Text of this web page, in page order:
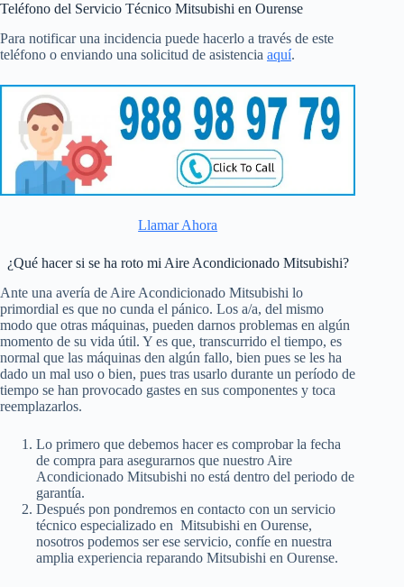
Teléfono del Servicio Técnico Mitsubishi en Ourense
Para notificar una incidencia puede hacerlo a través de este
teléfono o enviando una solicitud de asistencia aquí.
Llamar Ahora
¿Qué hacer si se ha roto mi Aire Acondicionado Mitsubishi?
Ante una avería de Aire Acondicionado Mitsubishi lo
primordial es que no cunda el pánico. Los a/a, del mismo
modo que otras máquinas, pueden darnos problemas en algún
momento de su vida útil. Y es que, transcurrido el tiempo, es
normal que las máquinas den algún fallo, bien pues se les ha
dado un mal uso o bien, pues tras usarlo durante un período de
tiempo se han provocado gastes en sus componentes y toca
reemplazarlos.
Lo primero que debemos hacer es comprobar la fecha
de compra para asegurarnos que nuestro Aire
Acondicionado Mitsubishi no está dentro del periodo de
garantía.
Después pon pondremos en contacto con un servicio
técnico especializado en Mitsubishi en Ourense,
nosotros podemos ser ese servicio, confíe en nuestra
amplia experiencia reparando Mitsubishi en Ourense.